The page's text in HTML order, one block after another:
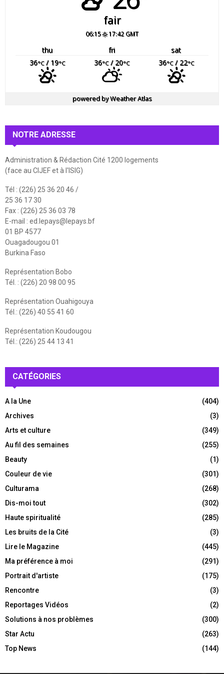
fair
06:15 17:42 GMT
thu fri
sat
36°C/ 19°C 36°C/ 20°C 36°C/ 22°C
powered byWeather Atlas
NOTRE ADRESSE
Administration & Rédaction Cité 1200 logements
(face au CIJEF et à l'ISIG)
Tél : (226) 25 36 20 46 /
25 36 17 30
Fax : (226) 25 36 03 78
E-mail : ed.lepays@lepays.bf
01 BP 4577
Ouagadougou 01
Burkina Faso
Représentation Bobo
Tél. : (226) 20 98 00 95
Représentation Ouahigouya
Tél.: (226) 40 55 41 60
Représentation Koudougou
Tél.: (226) 25 44 13 41
CATÉGORIES
A la Une
(404)
Archives
(3)
Arts et culture
(349)
Au fil des semaines
(255)
Beauty
(1)
Couleur de vie
(301)
Culturama
(268)
Dis-moi tout
(302)
Haute spiritualité
(285)
Les bruits de la Cité
(3)
Lire le Magazine
(445)
Ma préférence à moi
(291)
Portrait d'artiste
(175)
Rencontre
(3)
Reportages Vidéos
(2)
Solutions à nos problèmes
(300)
Star Actu
(263)
Top News
(144)